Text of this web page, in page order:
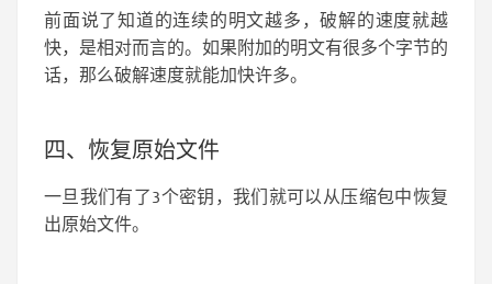
前面说了知道的连续的明文越多，破解的速度就越
快，是相对而言的。如果附加的明文有很多个字节的
话，那么破解速度就能加快许多。
四、恢复原始文件
一旦我们有了3个密钥，我们就可以从压缩包中恢复
出原始文件。